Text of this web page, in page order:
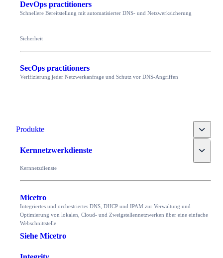
DevOps practitioners
Schnellere Bereitstellung mit automatisierter DNS- und Netzwerksicherung
Sicherheit
SecOps practitioners
Verifizierung jeder Netzwerkanfrage und Schutz vor DNS-Angriffen
Produkte Toggle
Kernnetzwerkdienste Toggle
Kernnetzdienste
Micetro
Integriertes und orchestriertes DNS, DHCP und IPAM zur Verwaltung und
Optimierung von lokalen, Cloud- und Zweigstellennetzwerken über eine einfache
Webschnittstelle
Siehe Micetro